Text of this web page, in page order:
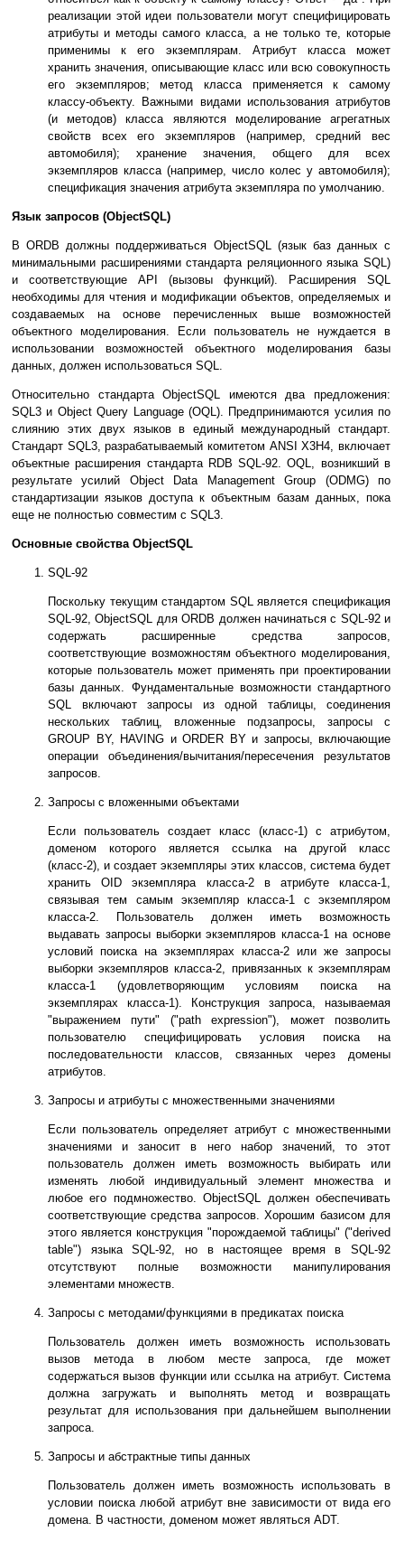
реализации этой идеи пользователи могут специфицировать
атрибуты и методы самого класса, а не только те, которые
применимы к его экземплярам. Атрибут класса может
хранить значения, описывающие класс или всю совокупность
его экземпляров; метод класса применяется к самому
классу-объекту. Важными видами использования атрибутов
(и методов) класса являются моделирование агрегатных
свойств всех его экземпляров (например, средний вес
автомобиля); хранение значения, общего для всех
экземпляров класса (например, число колес у автомобиля);
спецификация значения атрибута экземпляра по умолчанию.
Язык запросов (ObjectSQL)
В ORDB должны поддерживаться ObjectSQL (язык баз данных с
минимальными расширениями стандарта реляционного языка SQL)
и соответствующие API (вызовы функций). Расширения SQL
необходимы для чтения и модификации объектов, определяемых и
создаваемых на основе перечисленных выше возможностей
объектного моделирования. Если пользователь не нуждается в
использовании возможностей объектного моделирования базы
данных, должен использоваться SQL.
Относительно стандарта ObjectSQL имеются два предложения:
SQL3 и Object Query Language (OQL). Предпринимаются усилия по
слиянию этих двух языков в единый международный стандарт.
Стандарт SQL3, разрабатываемый комитетом ANSI X3H4, включает
объектные расширения стандарта RDB SQL-92. OQL, возникший в
результате усилий Object Data Management Group (ODMG) по
стандартизации языков доступа к объектным базам данных, пока
еще не полностью совместим с SQL3.
Основные свойства ObjectSQL
SQL-92
Поскольку текущим стандартом SQL является спецификация
SQL-92, ObjectSQL для ORDB должен начинаться с SQL-92 и
содержать расширенные средства запросов,
соответствующие возможностям объектного моделирования,
которые пользователь может применять при проектировании
базы данных. Фундаментальные возможности стандартного
SQL включают запросы из одной таблицы, соединения
нескольких таблиц, вложенные подзапросы, запросы с
GROUP BY, HAVING и ORDER BY и запросы, включающие
операции объединения/вычитания/пересечения результатов
запросов.
Запросы с вложенными объектами
Если пользователь создает класс (класс-1) с атрибутом,
доменом которого является ссылка на другой класс
(класс-2), и создает экземпляры этих классов, система будет
хранить OID экземпляра класса-2 в атрибуте класса-1,
связывая тем самым экземпляр класса-1 с экземпляром
класса-2. Пользователь должен иметь возможность
выдавать запросы выборки экземпляров класса-1 на основе
условий поиска на экземплярах класса-2 или же запросы
выборки экземпляров класса-2, привязанных к экземплярам
класса-1 (удовлетворяющим условиям поиска на
экземплярах класса-1). Конструкция запроса, называемая
"выражением пути" ("path expression"), может позволить
пользователю специфицировать условия поиска на
последовательности классов, связанных через домены
атрибутов.
Запросы и атрибуты с множественными значениями
Если пользователь определяет атрибут с множественными
значениями и заносит в него набор значений, то этот
пользователь должен иметь возможность выбирать или
изменять любой индивидуальный элемент множества и
любое его подмножество. ObjectSQL должен обеспечивать
соответствующие средства запросов. Хорошим базисом для
этого является конструкция "порождаемой таблицы" ("derived
table") языка SQL-92, но в настоящее время в SQL-92
отсутствуют полные возможности манипулирования
элементами множеств.
Запросы с методами/функциями в предикатах поиска
Пользователь должен иметь возможность использовать
вызов метода в любом месте запроса, где может
содержаться вызов функции или ссылка на атрибут. Система
должна загружать и выполнять метод и возвращать
результат для использования при дальнейшем выполнении
запроса.
Запросы и абстрактные типы данных
Пользователь должен иметь возможность использовать в
условии поиска любой атрибут вне зависимости от вида его
домена. В частности, доменом может являться ADT.